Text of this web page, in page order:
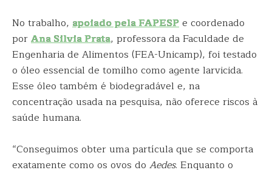
No trabalho, apoiado pela FAPESPe coordenado
porAna Silvia Prata, professora da Faculdade de
Engenharia de Alimentos (FEA-Unicamp), foi testado
o óleo essencial de tomilho como agente larvicida.
Esse óleo também é biodegradável e, na
concentração usada na pesquisa, não oferece riscos à
saúde humana.
“Conseguimos obter uma partícula que se comporta
exatamente como os ovos do Aedes. Enquanto o